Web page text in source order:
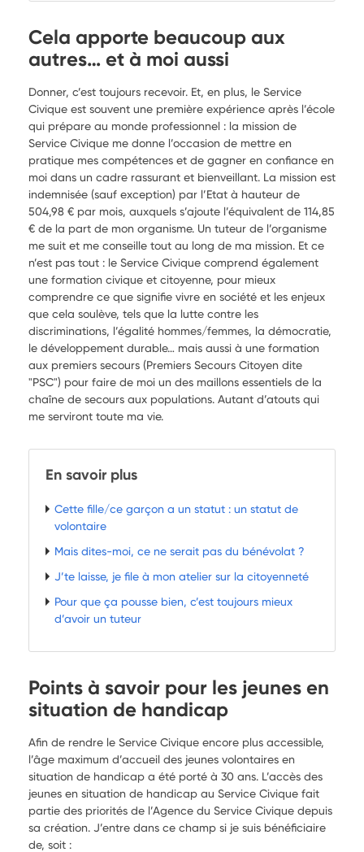
Cela apporte beaucoup aux
autres… et à moi aussi
Donner, c’est toujours recevoir. Et, en plus, le Service
Civique est souvent une première expérience après l’école
qui prépare au monde professionnel : la mission de
Service Civique me donne l’occasion de mettre en
pratique mes compétences et de gagner en confiance en
moi dans un cadre rassurant et bienveillant. La mission est
indemnisée (sauf exception) par l’Etat à hauteur de
504,98 € par mois, auxquels s’ajoute l’équivalent de 114,85
€ de la part de mon organisme. Un tuteur de l’organisme
me suit et me conseille tout au long de ma mission. Et ce
n’est pas tout : le Service Civique comprend également
une formation civique et citoyenne, pour mieux
comprendre ce que signifie vivre en société et les enjeux
que cela soulève, tels que la lutte contre les
discriminations, l’égalité hommes/femmes, la démocratie,
le développement durable… mais aussi à une formation
aux premiers secours (Premiers Secours Citoyen dite
"PSC") pour faire de moi un des maillons essentiels de la
chaîne de secours aux populations. Autant d’atouts qui
me serviront toute ma vie.
En savoir plus
Cette fille/ce garçon a un statut : un statut de
volontaire
Mais dites-moi, ce ne serait pas du bénévolat ?
J’te laisse, je file à mon atelier sur la citoyenneté
Pour que ça pousse bien, c’est toujours mieux
d’avoir un tuteur
Points à savoir pour les jeunes en
situation de handicap
Afin de rendre le Service Civique encore plus accessible,
l’âge maximum d’accueil des jeunes volontaires en
situation de handicap a été porté à 30 ans. L’accès des
jeunes en situation de handicap au Service Civique fait
partie des priorités de l’Agence du Service Civique depuis
sa création. J’entre dans ce champ si je suis bénéficiaire
de, soit :